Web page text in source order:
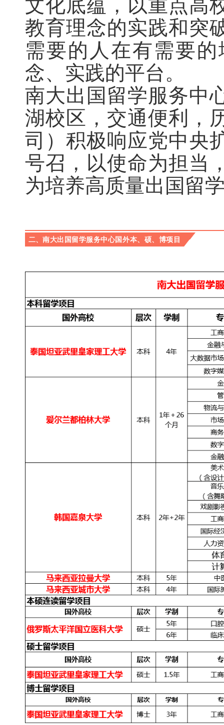
文化底蕴，以重点高
教育理念的实践和突
需要的人在有需要
念、实践的平台。
南大出国留学服务中
湖校区，交通便利，
司）积极响应党中央
号召，以使命为担当
为培养高质量出国留
二、 南大出国留学服务中心国外本、硕、博项目